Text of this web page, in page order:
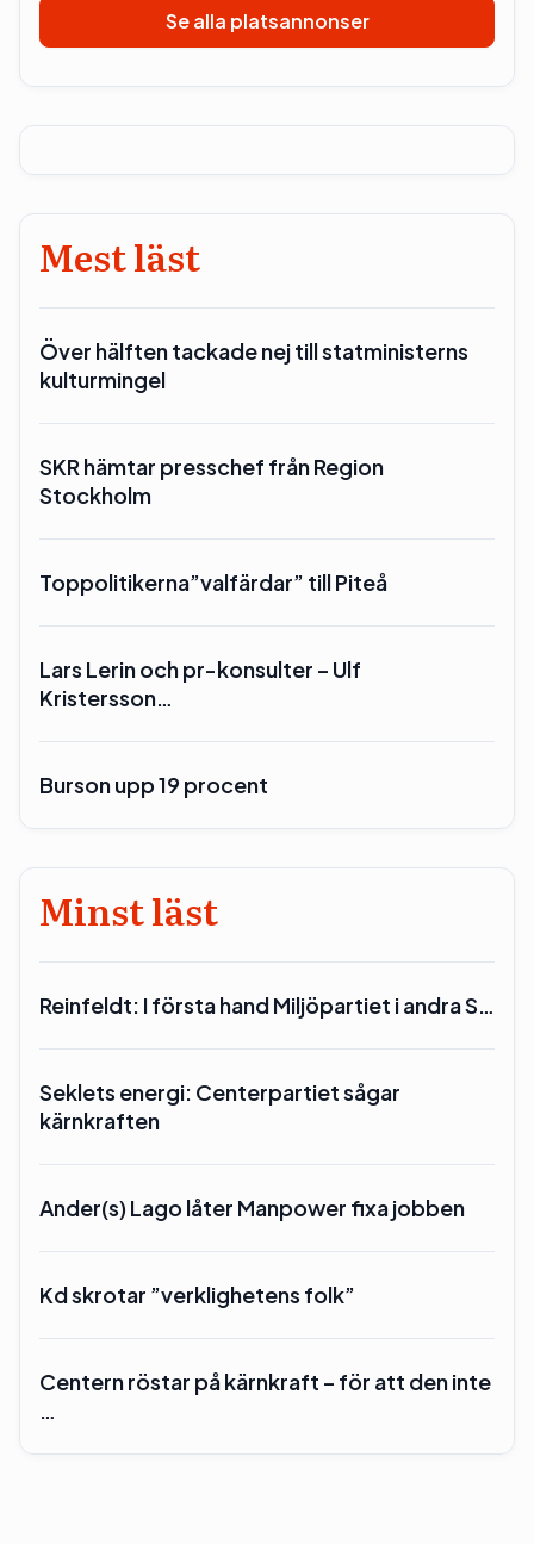
Se alla platsannonser
Mest läst
Över hälften tackade nej till statministerns
kulturmingel
SKR hämtar presschef från Region
Stockholm
Toppolitikerna”valfärdar” till Piteå
Lars Lerin och pr-konsulter – Ulf
Kristersson…
Burson upp 19 procent
Minst läst
Reinfeldt: I första hand Miljöpartiet i andra S…
Seklets energi: Centerpartiet sågar
kärnkraften
Ander(s) Lago låter Manpower fixa jobben
Kd skrotar ”verklighetens folk”
Centern röstar på kärnkraft – för att den inte
…